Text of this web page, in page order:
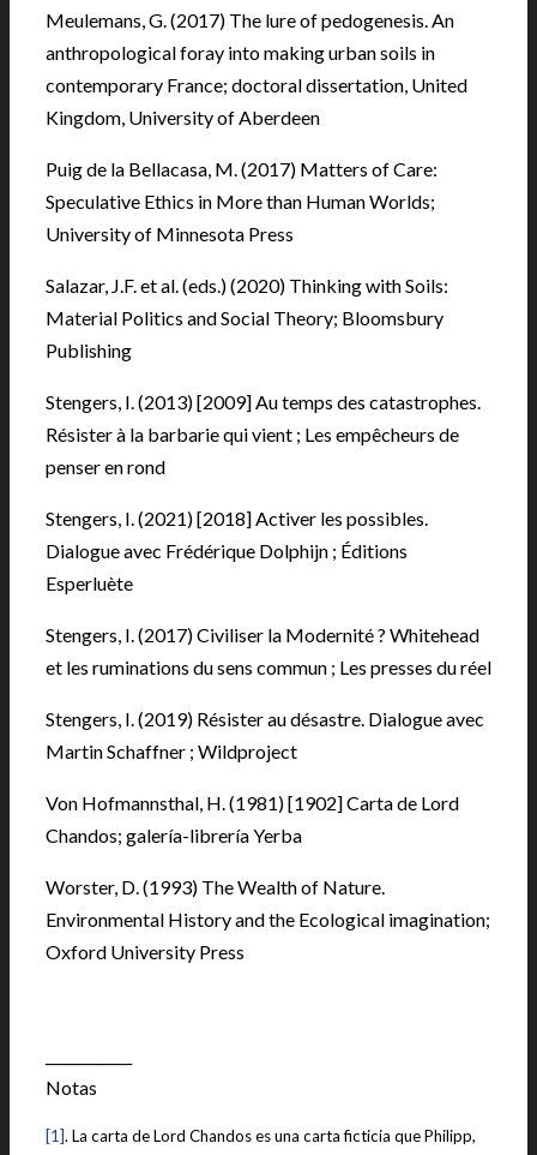
Meulemans, G. (2017) The lure of pedogenesis. An
anthropological foray into making urban soils in
contemporary France; doctoral dissertation, United
Kingdom, University of Aberdeen
Puig de la Bellacasa, M. (2017) Matters of Care:
Speculative Ethics in More than Human Worlds;
University of Minnesota Press
Salazar, J.F. et al. (eds.) (2020) Thinking with Soils:
Material Politics and Social Theory; Bloomsbury
Publishing
Stengers, I. (2013) [2009] Au temps des catastrophes.
Résister à la barbarie qui vient ; Les empêcheurs de
penser en rond
Stengers, I. (2021) [2018] Activer les possibles.
Dialogue avec Frédérique Dolphijn ; Éditions
Esperluète
Stengers, I. (2017) Civiliser la Modernité ? Whitehead
et les ruminations du sens commun ; Les presses du réel
Stengers, I. (2019) Résister au désastre. Dialogue avec
Martin Schaffner ; Wildproject
Von Hofmannsthal, H. (1981) [1902] Carta de Lord
Chandos; galería-librería Yerba
Worster, D. (1993) The Wealth of Nature.
Environmental History and the Ecological imagination;
Oxford University Press
Notas
[1]. La carta de Lord Chandos es una carta ficticia que Philipp,